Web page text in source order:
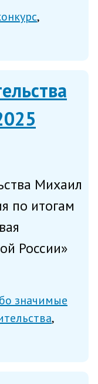
до
Михаил
по итогам
России»
по
значимые